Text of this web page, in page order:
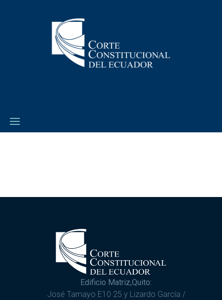
Edificio Matriz,Quito:
José Tamayo E10 25 y Lizardo García /